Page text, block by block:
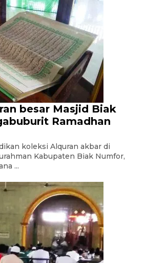
besar Masjid Biak
Ramadhan
koleksi Alquran akbar di
Kabupaten Biak Numfor,
...